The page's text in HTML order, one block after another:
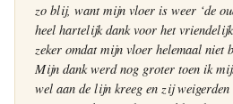
zo blij, want mijn vloer is weer ‘de
heel hartelijk dank voor het
zeker omdat mijn vloer helemaal niet
Mijn dank werd nog groter toen ik
wel aan de lijn kreeg en zij weigerden